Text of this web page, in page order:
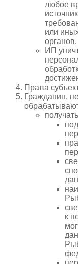
любое
или
органов.
ИП
Права
Гражданин,
к